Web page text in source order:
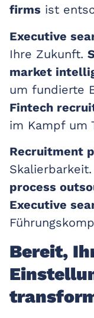
firms ist
Executive
Ihre Zukunft.
market
um fundierte
Fintech
im Kampf um
Recruitment
process
Executive
Bereit,